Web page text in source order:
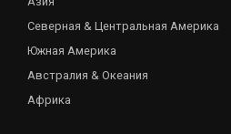
Северная & Центральная Америка
Южная Америка
Австралия & Океания
Африка